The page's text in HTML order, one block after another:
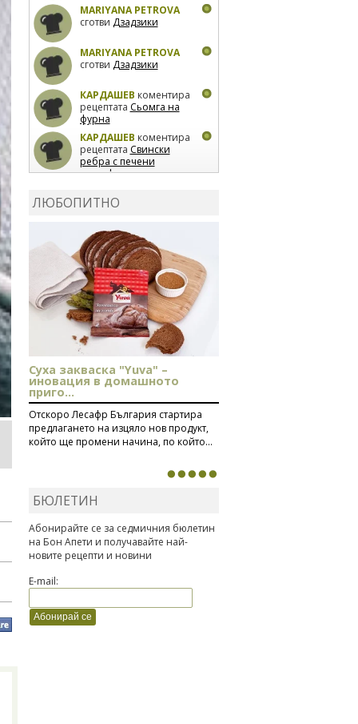
MARIYANA PETROVA
сготви Дзадзики
MARIYANA PETROVA
сготви Дзадзики
КАРДАШЕВ коментира
рецептата Сьомга на
фурна
КАРДАШЕВ коментира
рецептата Свински
ребра с печени
картофи
лимон
коментира рецептата
Киноа със зеленчуци
ЛЮБОПИТНО
Суха закваска "Yuva" –
иновация в домашното
приго...
Отскоро Лесафр България стартира
предлагането на изцяло нов продукт,
който ще промени начина, по който...
БЮЛЕТИН
Абонирайте се за седмичния бюлетин
на Бон Апети и получавайте най-
новите рецепти и новини
E-mail: